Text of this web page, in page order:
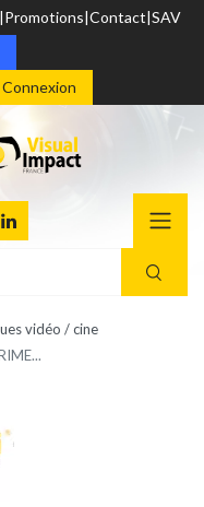
Promotions Contact SAV
vidéo / cine